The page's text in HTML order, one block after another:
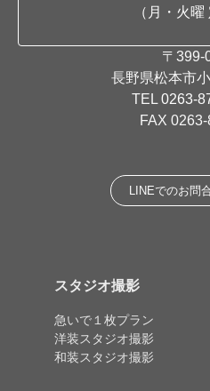
（月・火曜
〒399-
長野県松本市
TEL 0263-
FAX
LINEでのお問
スタジオ撮影
急いで１枚プラン
洋装スタジオ撮影
和装スタジオ撮影